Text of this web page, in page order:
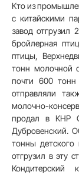
Кто из
с китайскими
завод отгрузил
бройлерная
птицы,
тонн молочной
почти 600
отправляли
молочно-
продал в КНР
Дубровенский.
тонны детского
отгрузил в эту